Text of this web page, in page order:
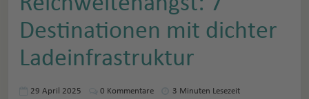
Destinationen mit dichter
Lade­infra­struktur
29 April 2025 0 Kommentare
3 Minuten Lesezeit